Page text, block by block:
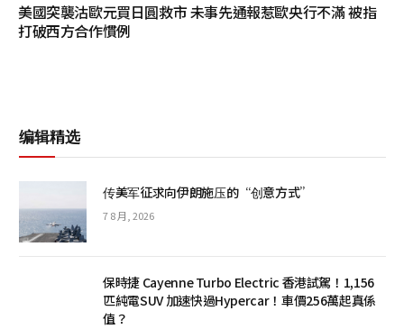
美國突襲沽歐元買日圓救市 未事先通報惹歐央行不滿 被指
打破西方合作慣例
编辑精选
传美军征求向伊朗施压的“创意方式”
7 8 月, 2026
保時捷 Cayenne Turbo Electric 香港試駕！1,156
匹純電SUV 加速快過Hypercar！車價256萬起真係
值？